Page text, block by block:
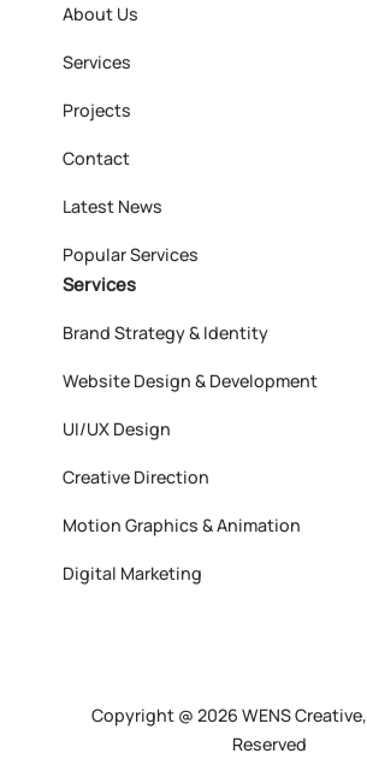
About Us
Services
Projects
Contact
Latest News
Popular Services
Services
Brand Strategy & Identity
Website Design & Development
UI/UX Design
Creative Direction
Motion Graphics & Animation
Digital Marketing
Copyright @ 2026 WENS
Reserved